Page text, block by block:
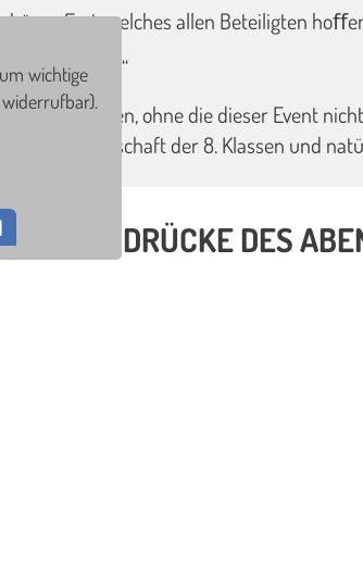
Fest, welches allen Beteiligten
like its best!!“
alle Helfenden, ohne die dieser Event
der Elternschaft der 8. Klassen und
EINDRÜCKE DES
wichtige